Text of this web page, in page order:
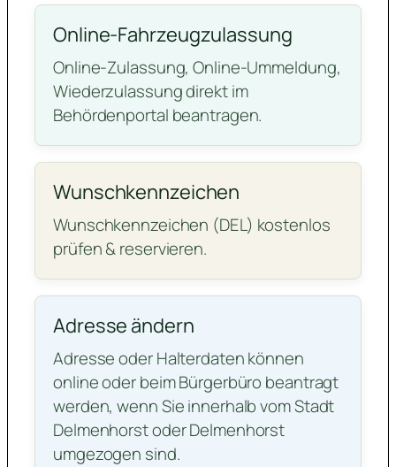
Online-Fahrzeugzulassung
Online-Zulassung, Online-Ummeldung,
Wiederzulassung direkt im
Behördenportal beantragen.
Wunschkennzeichen
Wunschkennzeichen (DEL) kostenlos
prüfen & reservieren.
Adresse ändern
Adresse oder Halterdaten können
online oder beim Bürgerbüro beantragt
werden, wenn Sie innerhalb vom Stadt
Delmenhorst oder Delmenhorst
umgezogen sind.